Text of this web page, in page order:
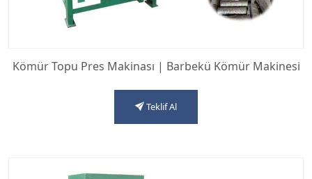
Kömür Topu Pres Makinası | Barbekü Kömür Makinesi
Teklif Al